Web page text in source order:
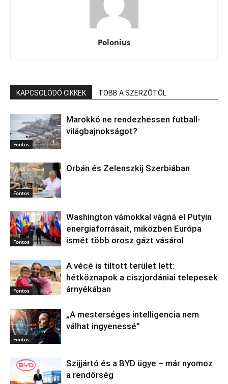
Polonius
KAPCSOLÓDÓ CIKKEK TÖBB A SZERZŐTŐL
Fontos
Marokkó ne rendezhessen futball-
világbajnokságot?
Fontos
Orbán és Zelenszkij Szerbiában
Fontos
Washington vámokkal vágná el Putyin
energiaforrásait, miközben Európa
ismét több orosz gázt vásárol
Fontos
A vécé is tiltott terület lett:
hétköznapok a ciszjordániai telepesek
árnyékában
Fontos
„A mesterséges intelligencia nem
válhat ingyenessé”
Szijjártó és a BYD ügye – már nyomoz
a rendőrség